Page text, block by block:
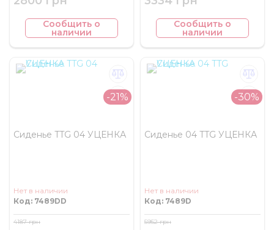
Сообщить о
наличии
Сообщить о
наличии
-21%
Сиденье TTG 04 УЦЕНКА
Нет в наличии
Код: 7489DD
4187 грн
-30%
Сиденье 04 TTG УЦЕНКА
Нет в наличии
Код: 7489D
5952 грн